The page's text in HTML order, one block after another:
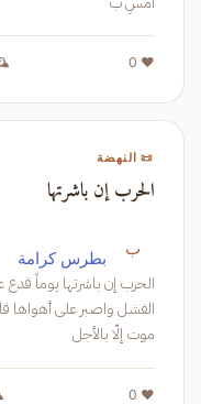
❤️ 0
🕰️
📜 النهضة
الحرب إن باشرتها
ب بطرس كرامة
موت إلّا بالأجل
❤️ 0